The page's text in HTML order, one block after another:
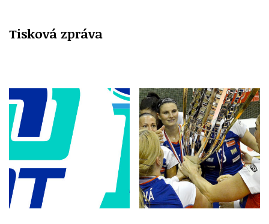
Tisková zpráva